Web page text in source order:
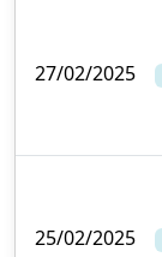
27/02/2025
25/02/2025